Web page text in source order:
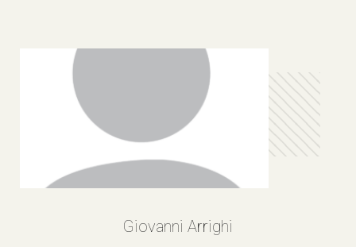
Giovanni Arrighi